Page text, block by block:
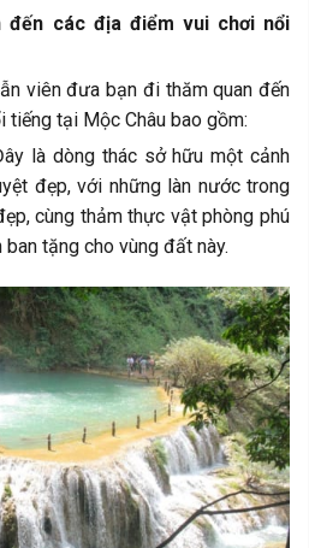
đến các địa điểm vui chơi nổi
viên đưa bạn đi thăm quan đến
tại Mộc Châu bao gồm:
là dòng thác sở hữu một cảnh
đẹp, với những làn nước trong
cùng thảm thực vật phòng phú
tặng cho vùng đất này.